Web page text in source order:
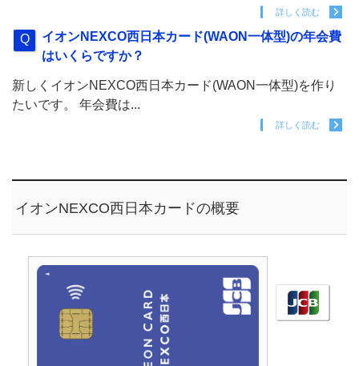
詳しく読む
イオンNEXCO西日本カード(WAON一体型)の年会費
はいくらですか？
新しくイオンNEXCO西日本カード(WAON一体型)を作り
たいです。 年会費は...
詳しく読む
イオンNEXCO西日本カードの概要